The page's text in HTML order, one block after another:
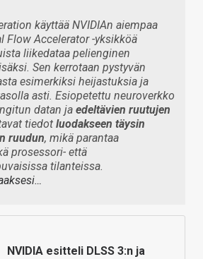
käyttää NVIDIAn aiempaa
Flow Accelerator -yksikköä
liikedataa pelienginen
Sen kerrotaan pystyvän
esimerkiksi heijastuksia ja
asti. Esiopetettu neuroverkko
datan ja edeltävien ruutujen
tiedot luodakseen täysin
ruudun, mikä parantaa
prosessori- että
tilanteissa.
NVIDIA esitteli DLSS 3:n ja